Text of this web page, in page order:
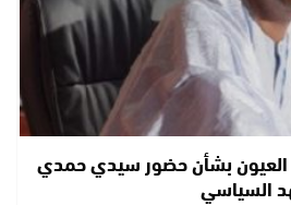
العيون بشأن حضور سيدي حمدي
السياسي